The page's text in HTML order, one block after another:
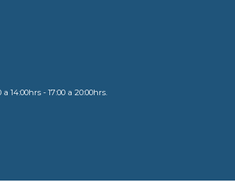
14:00hrs - 17:00 a 20:00hrs.